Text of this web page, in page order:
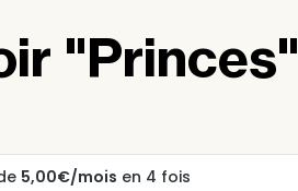
g
u
"Princes"